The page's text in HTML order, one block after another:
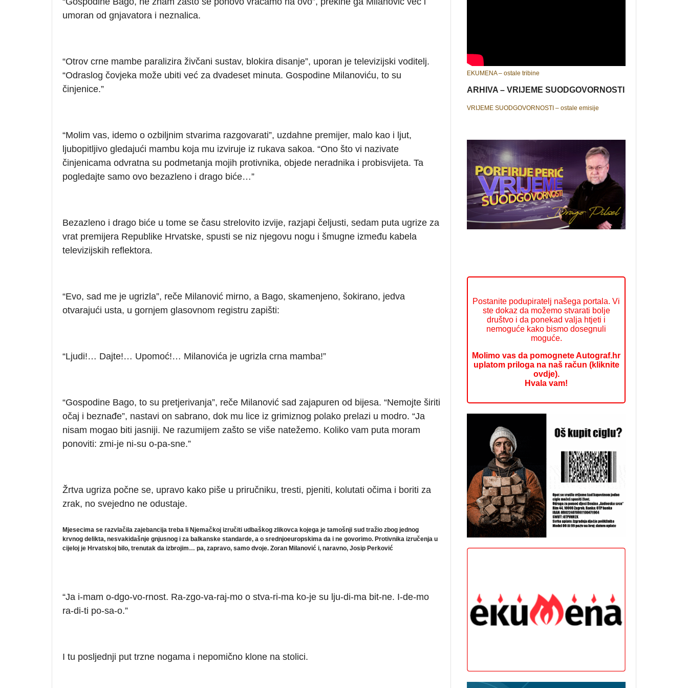
umoran od gnjavatora i neznalica.
“Otrov crne mambe paralizira živčani sustav, blokira disanje”, uporan je televizijski voditelj.
“Odraslog čovjeka može ubiti već za dvadeset minuta. Gospodine Milanoviću, to su
činjenice.”
“Molim vas, idemo o ozbiljnim stvarima razgovarati”, uzdahne premijer, malo kao i ljut,
ljubopitljivo gledajući mambu koja mu izviruje iz rukava sakoa. “Ono što vi nazivate
činjenicama odvratna su podmetanja mojih protivnika, objede neradnika i probisvijeta. Ta
pogledajte samo ovo bezazleno i drago biće…”
Bezazleno i drago biće u tome se času strelovito izvije, razjapi čeljusti, sedam puta ugrize za
vrat premijera Republike Hrvatske, spusti se niz njegovu nogu i šmugne između kabela
televizijskih reflektora.
“Evo, sad me je ugrizla”, reče Milanović mirno, a Bago, skamenjeno, šokirano, jedva
otvarajući usta, u gornjem glasovnom registru zapišti:
“Ljudi!… Dajte!… Upomoć!… Milanovića je ugrizla crna mamba!”
“Gospodine Bago, to su pretjerivanja”, reče Milanović sad zajapuren od bijesa. “Nemojte širiti
očaj i beznađe”, nastavi on sabrano, dok mu lice iz grimiznog polako prelazi u modro. “Ja
nisam mogao biti jasniji. Ne razumijem zašto se više natežemo. Koliko vam puta moram
ponoviti: zmi-je ni-su o-pa-sne.”
Žrtva ugriza počne se, upravo kako piše u priručniku, tresti, pjeniti, kolutati očima i boriti za
zrak, no svejedno ne odustaje.
Mjesecima se razvlačila zajebancija treba li Njemačkoj izručiti udbaškog zlikovca kojega je tamošnji sud tražio zbog jednog
krvnog delikta, nesvakidašnje gnjusnog i za balkanske standarde, a o srednjoeuropskima da i ne govorimo. Protivnika izručenja u
cijeloj je Hrvatskoj bilo, trenutak da izbrojim… pa, zapravo, samo dvoje. Zoran Milanović i, naravno, Josip Perković
“Ja i-mam o-dgo-vo-rnost. Ra-zgo-va-raj-mo o stva-ri-ma ko-je su lju-di-ma bit-ne. I-de-mo
ra-di-ti po-sa-o.”
I tu posljednji put trzne nogama i nepomično klone na stolici.
EKUMENA – ostale tribine
ARHIVA – VRIJEME SUODGOVORNOSTI
VRIJEME SUODGOVORNOSTI – ostale emisije
Postanite podupiratelj našega portala. Vi
ste dokaz da možemo stvarati bolje
društvo i da ponekad valja htjeti i
nemoguće kako bismo dosegnuli
moguće.
Molimo vas da pomognete Autograf.hr
uplatom priloga na naš račun (kliknite
ovdje).
Hvala vam!